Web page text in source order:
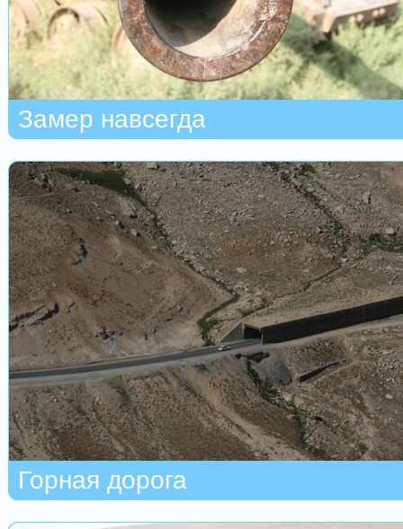
Замер навсегда
Горная дорога